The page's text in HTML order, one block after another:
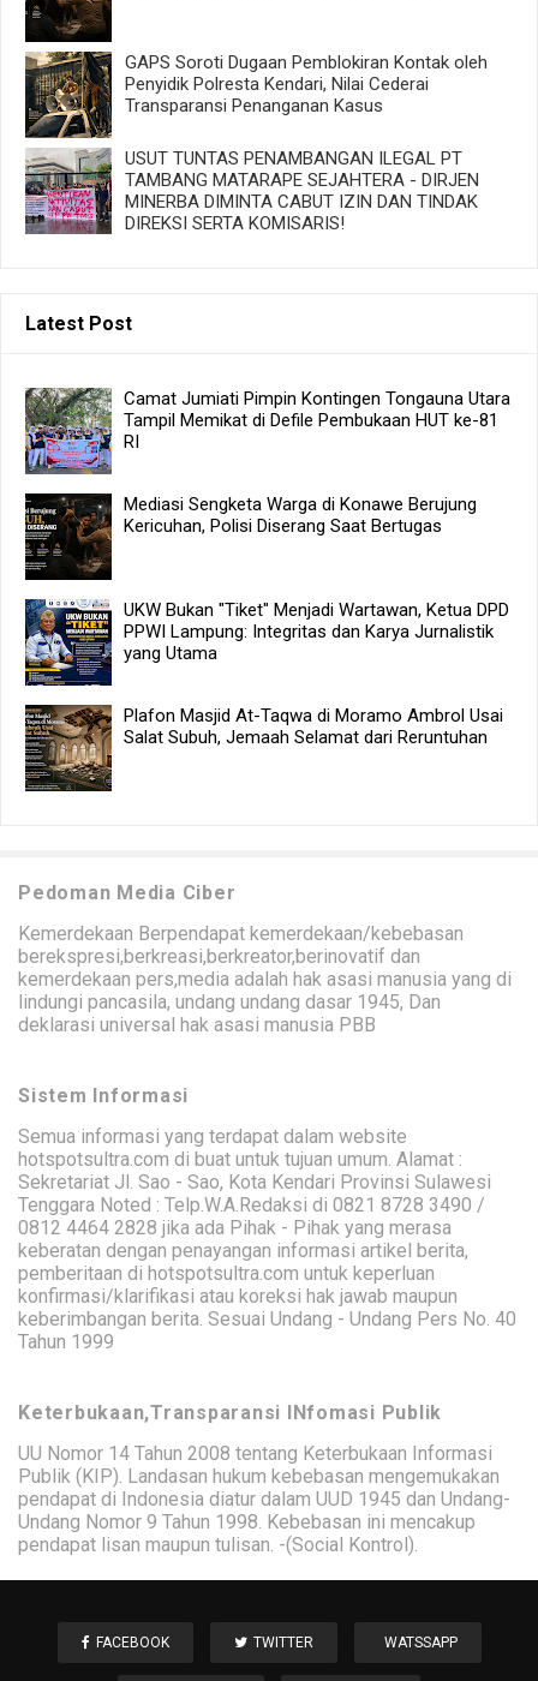
GAPS Soroti Dugaan Pemblokiran Kontak oleh
Penyidik Polresta Kendari, Nilai Cederai
Transparansi Penanganan Kasus
USUT TUNTAS PENAMBANGAN ILEGAL PT
TAMBANG MATARAPE SEJAHTERA - DIRJEN
MINERBA DIMINTA CABUT IZIN DAN TINDAK
DIREKSI SERTA KOMISARIS!
Latest Post
Camat Jumiati Pimpin Kontingen Tongauna Utara
Tampil Memikat di Defile Pembukaan HUT ke-81
RI
Mediasi Sengketa Warga di Konawe Berujung
Kericuhan, Polisi Diserang Saat Bertugas
UKW Bukan "Tiket" Menjadi Wartawan, Ketua DPD
PPWI Lampung: Integritas dan Karya Jurnalistik
yang Utama
Plafon Masjid At-Taqwa di Moramo Ambrol Usai
Salat Subuh, Jemaah Selamat dari Reruntuhan
Pedoman Media Ciber
Kemerdekaan Berpendapat kemerdekaan/kebebasan
berekspresi,berkreasi,berkreator,berinovatif dan
kemerdekaan pers,media adalah hak asasi manusia yang di
lindungi pancasila, undang undang dasar 1945, Dan
deklarasi universal hak asasi manusia PBB
Sistem Informasi
Semua informasi yang terdapat dalam website
hotspotsultra.com di buat untuk tujuan umum. Alamat :
Sekretariat Jl. Sao - Sao, Kota Kendari Provinsi Sulawesi
Tenggara Noted : Telp.W.A.Redaksi di 0821 8728 3490 /
0812 4464 2828 jika ada Pihak - Pihak yang merasa
keberatan dengan penayangan informasi artikel berita,
pemberitaan di hotspotsultra.com untuk keperluan
konfirmasi/klarifikasi atau koreksi hak jawab maupun
keberimbangan berita. Sesuai Undang - Undang Pers No. 40
Tahun 1999
Keterbukaan,Transparansi INfomasi Publik
UU Nomor 14 Tahun 2008 tentang Keterbukaan Informasi
Publik (KIP). Landasan hukum kebebasan mengemukakan
pendapat di Indonesia diatur dalam UUD 1945 dan Undang-
Undang Nomor 9 Tahun 1998. Kebebasan ini mencakup
pendapat lisan maupun tulisan. -(Social Kontrol).
FACEBOOK TWITTER WATSSAPP